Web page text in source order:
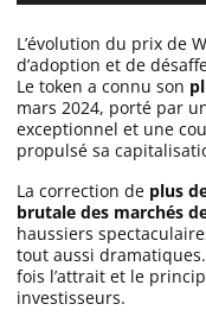
L’évolution du prix de
d’adoption et de
Le token a connu son
mars 2024, porté par
exceptionnel et une
propulsé sa
La correction de plus
brutale des marchés
haussiers
tout aussi
fois l’attrait et le
investisseurs.